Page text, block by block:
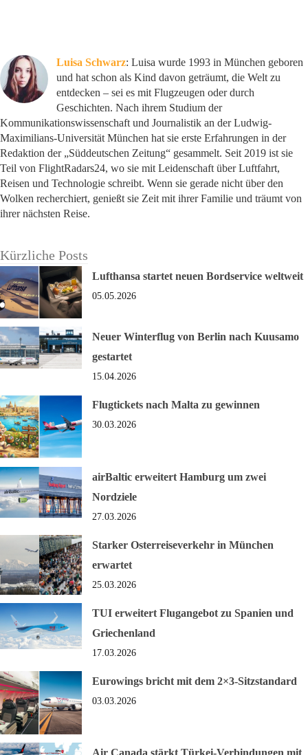
Luisa Schwarz: Luisa wurde 1993 in München geboren
und hat schon als Kind davon geträumt, die Welt zu
entdecken – sei es mit Flugzeugen oder durch
Geschichten. Nach ihrem Studium der
Kommunikationswissenschaft und Journalistik an der Ludwig-
Maximilians-Universität München hat sie erste Erfahrungen in der
Redaktion der „Süddeutschen Zeitung“ gesammelt. Seit 2019 ist sie
Teil von FlightRadars24, wo sie mit Leidenschaft über Luftfahrt,
Reisen und Technologie schreibt. Wenn sie gerade nicht über den
Wolken recherchiert, genießt sie Zeit mit ihrer Familie und träumt von
ihrer nächsten Reise.
Kürzliche Posts
Lufthansa startet neuen Bordservice weltweit
05.05.2026
Neuer Winterflug von Berlin nach Kuusamo
gestartet
15.04.2026
Flugtickets nach Malta zu gewinnen
30.03.2026
airBaltic erweitert Hamburg um zwei
Nordziele
27.03.2026
Starker Osterreiseverkehr in München
erwartet
25.03.2026
TUI erweitert Flugangebot zu Spanien und
Griechenland
17.03.2026
Eurowings bricht mit dem 2×3-Sitzstandard
03.03.2026
Air Canada stärkt Türkei-Verbindungen mit